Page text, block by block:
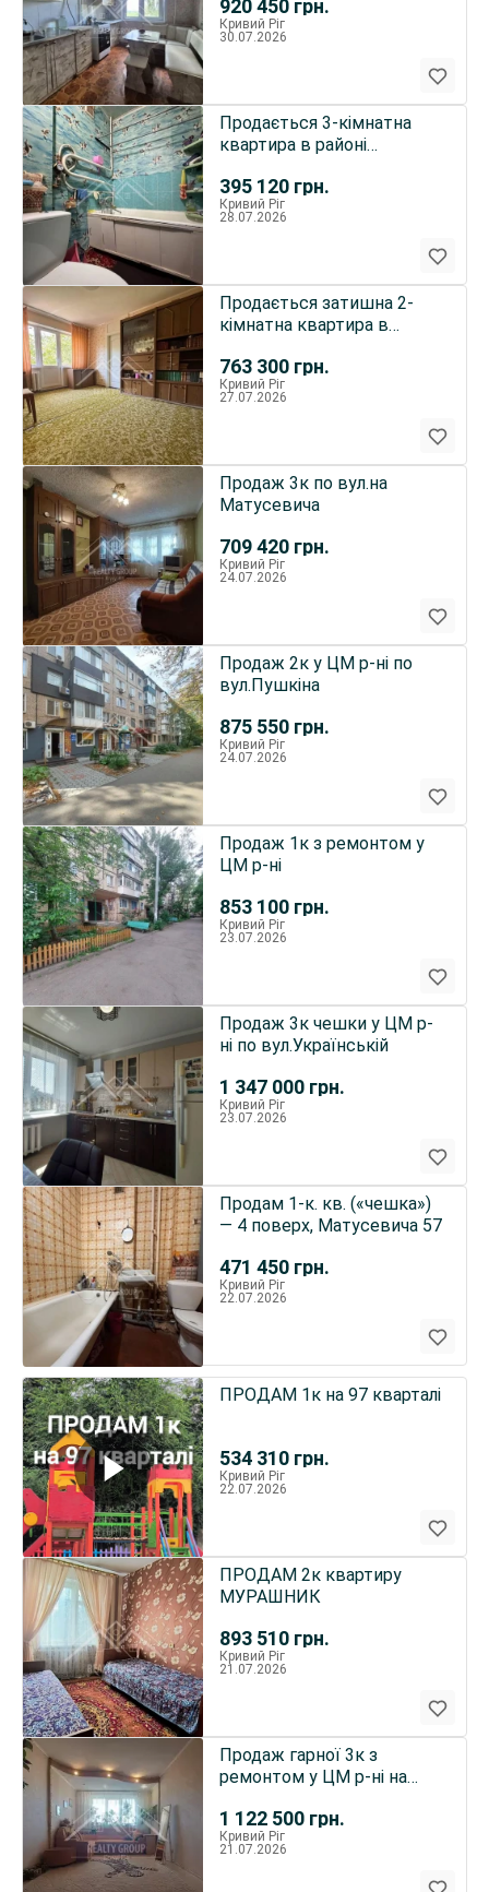
920 450 грн.
Кривий Ріг
30.07.2026
395 120 грн.
Продається 3-кімнатна
квартира в районі
Кривий Ріг
28.07.2026
763 300 грн.
Продається затишна 2-
кімнатна квартира в
районі по вул.
Лермонтова, 16
Кривий Ріг
27.07.2026
709 420 грн.
Продаж 3к по вул.на
Матусевича
Кривий Ріг
24.07.2026
875 550 грн.
Продаж 2к у ЦМ р-ні по
вул.Пушкіна
Кривий Ріг
24.07.2026
853 100 грн.
Продаж 1к з ремонтом у
ЦМ р-ні
Кривий Ріг
23.07.2026
1 347 000 грн.
Продаж 3к чешки у ЦМ р-
ні по вул.Українській
Кривий Ріг
23.07.2026
471 450 грн.
Продам 1-к. кв. («чешка»)
— 4 поверх, Матусевича 57
Кривий Ріг
22.07.2026
534 310 грн.
ПРОДАМ 1к на 97 кварталі
Кривий Ріг
22.07.2026
893 510 грн.
ПРОДАМ 2к квартиру
МУРАШНИК
Кривий Ріг
21.07.2026
1 122 500 грн.
Продаж гарної 3к з
ремонтом у ЦМ р-нi на
Кривий Ріг
21.07.2026